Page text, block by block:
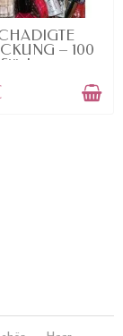
– 100
Stück...